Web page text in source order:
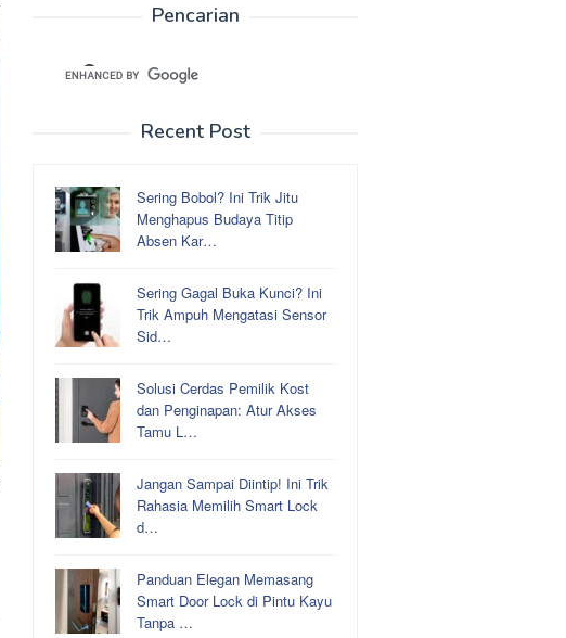
Pencarian
Recent Post
Sering Bobol? Ini Trik Jitu
Menghapus Budaya Titip
Absen Kar…
Sering Gagal Buka Kunci? Ini
Trik Ampuh Mengatasi Sensor
Sid…
Solusi Cerdas Pemilik Kost
dan Penginapan: Atur Akses
Tamu L…
Jangan Sampai Diintip! Ini Trik
Rahasia Memilih Smart Lock
d…
Panduan Elegan Memasang
Smart Door Lock di Pintu Kayu
Tanpa …